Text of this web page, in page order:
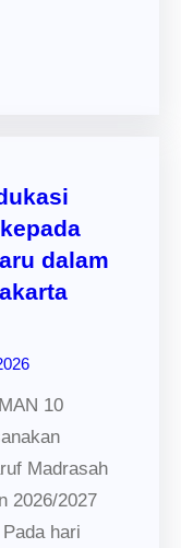
dalam
10
Madrasah
2026/2027
hari